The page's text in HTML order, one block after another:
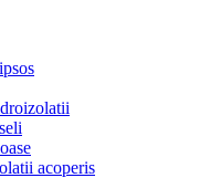
acoperis